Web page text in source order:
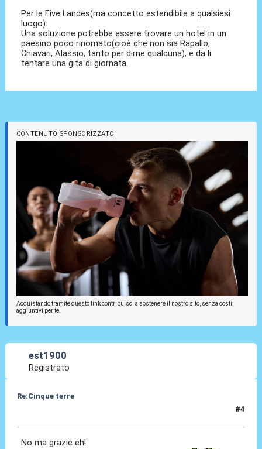
Per le Five Landes(ma concetto estendibile a qualsiesi
luogo):
Una soluzione potrebbe essere trovare un hotel in un
paesino poco rinomato(cioè che non sia Rapallo,
Chiavari, Alassio, tanto per dirne qualcuna), e da li
tentare una gita di giornata.
CONTENUTO SPONSORIZZATO
Acquistando tramite questo link contribuisci a sostenere il nostro sito, senza costi
aggiuntivi per te.
est1900
Registrato
Re:Cinque terre
#4
No ma grazie eh!